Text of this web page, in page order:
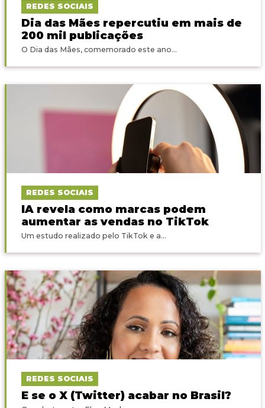
REDES SOCIAIS
Dia das Mães repercutiu em mais de
200 mil publicações
O Dia das Mães, comemorado este ano...
REDES SOCIAIS
IA revela como marcas podem
aumentar as vendas no TikTok
Um estudo realizado pelo TikTok e a...
REDES SOCIAIS
E se o X (Twitter) acabar no Brasil?